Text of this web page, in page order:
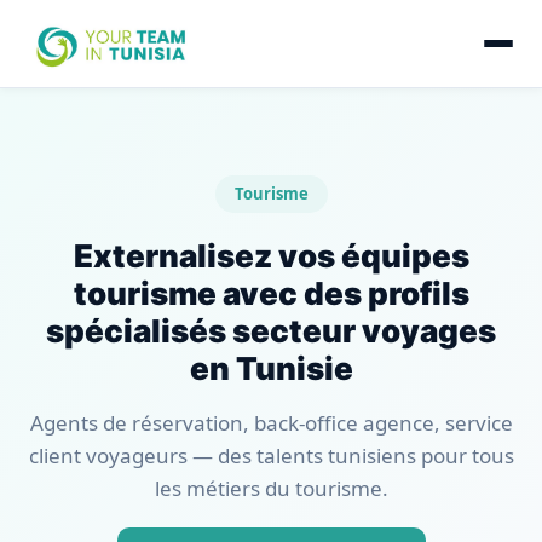
Tourisme
Externalisez vos équipes
tourisme avec des profils
spécialisés secteur voyages
en Tunisie
Agents de réservation, back-office agence, service
client voyageurs — des talents tunisiens pour tous
les métiers du tourisme.